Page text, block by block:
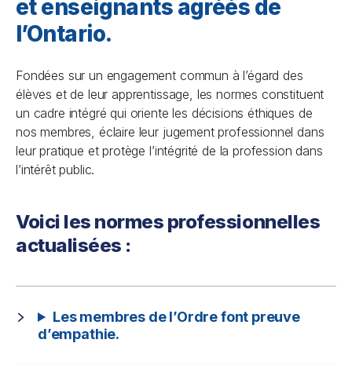
et enseignants agréés de
l’Ontario.
Fondées sur un engagement commun à l’égard des
élèves et de leur apprentissage, les normes constituent
un cadre intégré qui oriente les décisions éthiques de
nos membres, éclaire leur jugement professionnel dans
leur pratique et protège l’intégrité de la profession dans
l’intérêt public.
Voici les normes professionnelles
actualisées :
Les membres de l’Ordre font preuve
d’empathie.